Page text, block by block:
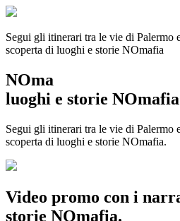
Segui gli itinerari tra le vie di Palermo
scoperta di luoghi e storie NOmafia
NOma
luoghi e storie NOmafia
Segui gli itinerari tra le vie di Palermo
scoperta di luoghi e storie NOmafia.
Video promo con i
storie NOmafia.